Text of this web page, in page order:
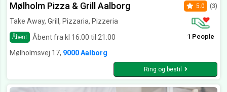
Mølholm Pizza & Grill Aalborg
Take Away, Grill, Pizzaria, Pizzeria
Åbent Åbent fra kl 16:00 til 21:00
5.0 (3)
1 People
Mølholmsvej 17, 9000 Aalborg
Ring og bestil